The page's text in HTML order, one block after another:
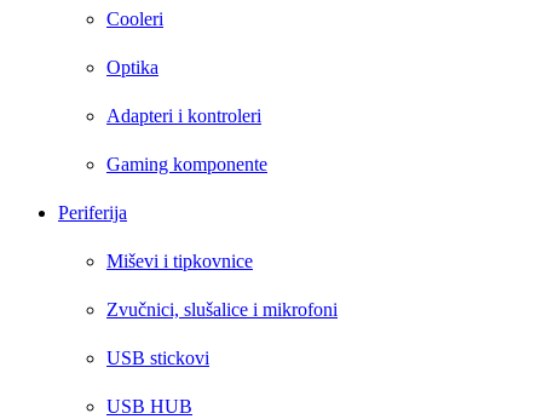
Cooleri
Optika
Adapteri i kontroleri
Gaming komponente
Periferija
Miševi i tipkovnice
Zvučnici, slušalice i mikrofoni
USB stickovi
USB HUB